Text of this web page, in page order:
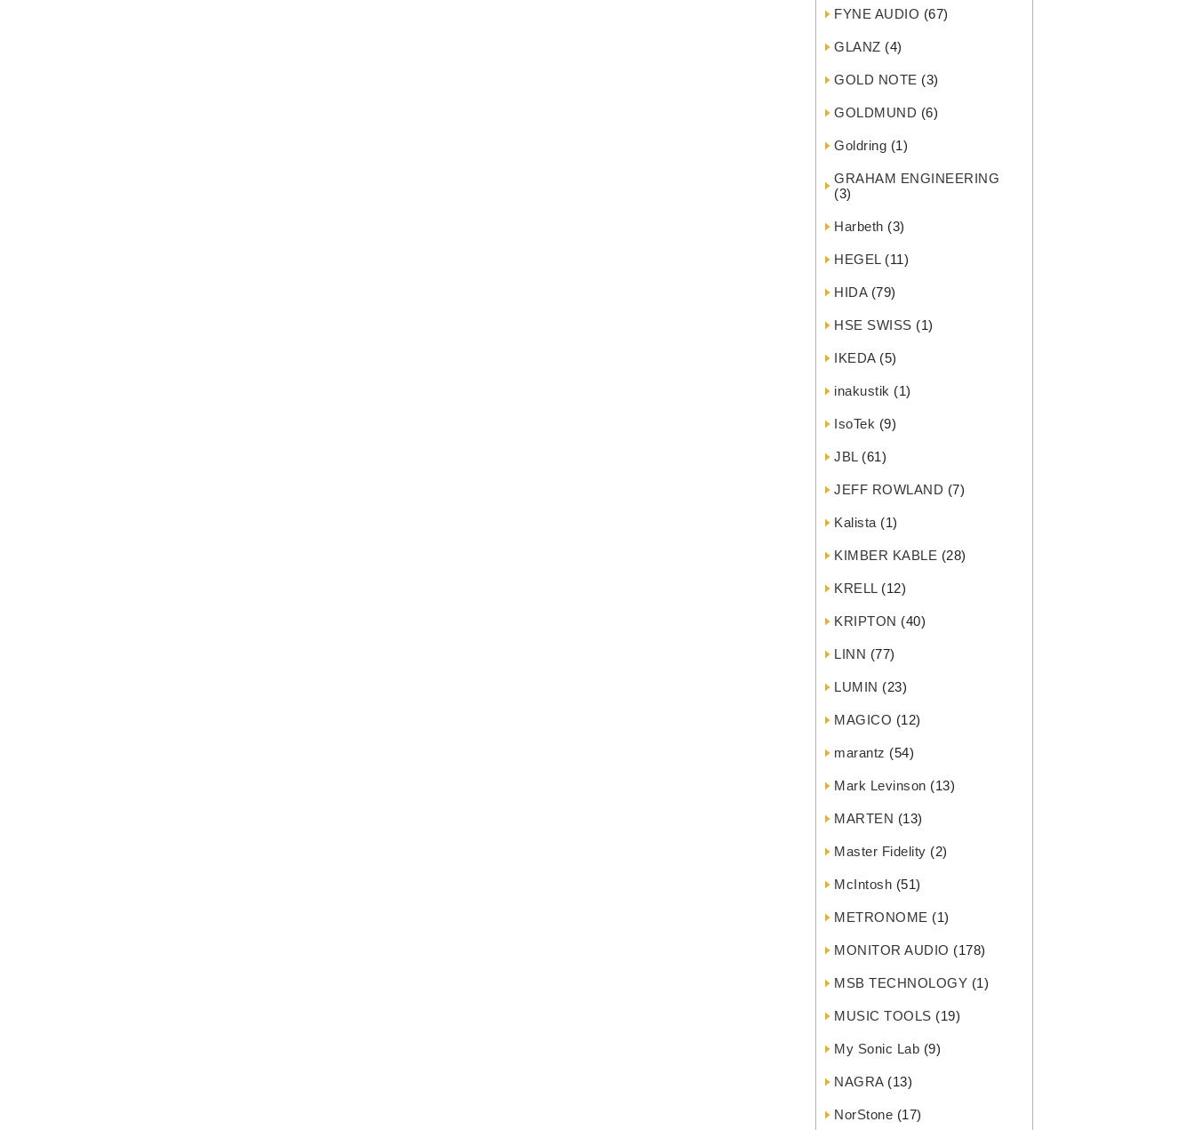
FYNE AUDIO (67)
GLANZ (4)
GOLD NOTE (3)
GOLDMUND (6)
Goldring (1)
GRAHAM ENGINEERING
(3)
Harbeth (3)
HEGEL(11)
HIDA(79)
HSE SWISS (1)
IKEDA(5)
inakustik (1)
IsoTek (9)
JBL(61)
JEFF ROWLAND (7)
Kalista (1)
KIMBER KABLE (28)
KRELL(12)
KRIPTON (40)
LINN (77)
LUMIN (23)
MAGICO (12)
marantz (54)
Mark Levinson (13)
MARTEN (13)
Master Fidelity (2)
McIntosh (51)
METRONOME (1)
MONITOR AUDIO (178)
MSB TECHNOLOGY (1)
MUSIC TOOLS (19)
My Sonic Lab (9)
NAGRA(13)
NorStone (17)